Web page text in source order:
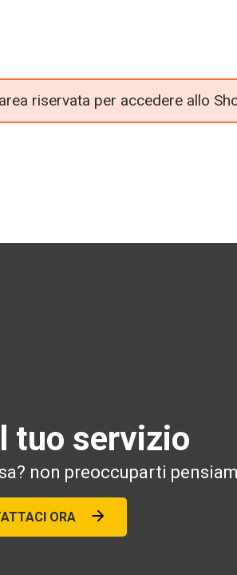
riservata per accedere allo
tuo servizio
non preoccuparti
ORA